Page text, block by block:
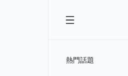
熱門話題